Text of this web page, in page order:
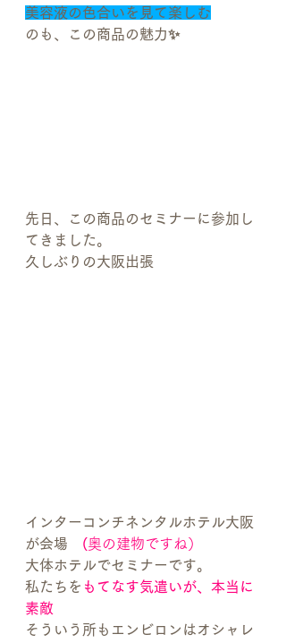
美容液の色合いを見て楽しむ
のも、この商品の魅力✨
先日、この商品のセミナーに参加し
てきました。
久しぶりの大阪出張
インターコンチネンタルホテル大阪
が会場 (奥の建物ですね）
大体ホテルでセミナーです。
私たちを もてなす気遣いが、本当に
素敵
そういう所もエンビロンはオシャレ